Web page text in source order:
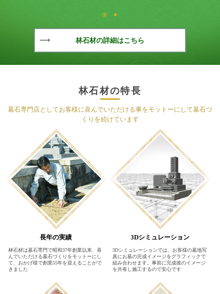
1 2
林石材の詳細はこちら
林石材の特長
墓石専門店としてお客様に喜んでいただける事をモットーにして墓石づ
くりを続けています
長年の実績
林石材は墓石専門で昭和37年創業以来、喜
んでいただける墓石づくりをモットーにし
て、おかげ様で創業55年を迎えることがで
きました
3Dシミュレーション
3Dシミュレーションでは、お客様の墓地写
真にお墓の完成イメージをグラフィックで
組み合わせます。事前に完成後のイメージ
を共有し施工するので安心です